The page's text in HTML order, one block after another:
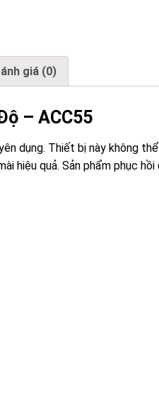
giá (0)
– ACC55
dụng. Thiết bị này không
hiệu quả. Sản phẩm phục